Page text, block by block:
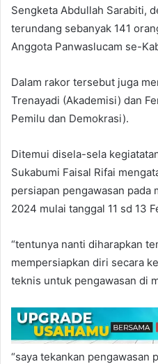
Sengketa Abdullah Sarabiti,
terundang sebanyak 141
Anggota Panwaslucam se-
Dalam rakor tersebut juga
Trenayadi (Akademisi) dan
Pemilu dan Demokrasi).
Ditemui disela-sela
Sukabumi Faisal Rifai
persiapan pengawasan pada
2024 mulai tanggal 11 sd 13
“tentunya nanti diharapkan
mempersiapkan diri secara
teknis untuk pengawasan di
“saya tekankan pengawasan